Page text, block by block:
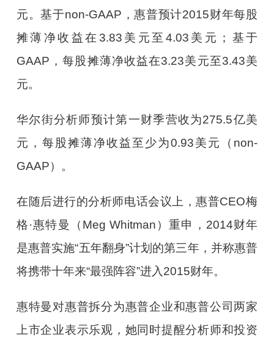
元。基于non-GAAP，惠普预计2015财年每股
摊薄净收益在3.83美元至4.03美元；基于
GAAP，每股摊薄净收益在3.23美元至3.43美
元。
华尔街分析师预计第一财季营收为275.5亿美
元，每股摊薄净收益至少为0.93美元（non-
GAAP）。
在随后进行的分析师电话会议上，惠普CEO梅
格·惠特曼（Meg Whitman）重申，2014财年
是惠普实施“五年翻身”计划的第三年，并称惠普
将携带十年来“最强阵容”进入2015财年。
惠特曼对惠普拆分为惠普企业和惠普公司两家
上市企业表示乐观，她同时提醒分析师和投资